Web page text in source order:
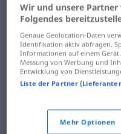
zum Platzenbringen
zerschmettern
Nichts auflösen
verschleudern estourar
Wir und unsere
Folgendes
Genaue Geolocation-Daten
Identifikation aktiv abfragen.
Informationen auf einem
Messung von Werbung und
Entwicklung von
Liste der Partner
Mehr Optionen